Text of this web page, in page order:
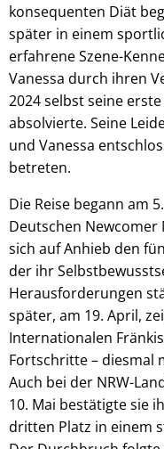
konsequenten Diät
später in einem
erfahrene Szene-
Vanessa durch ihren
2024 selbst seine
absolvierte. Seine
und Vanessa
betreten.
Die Reise begann am
Deutschen
sich auf Anhieb den
der ihr
Herausforderungen
später, am 19. April,
Internationalen
Fortschritte – diesmal
Auch bei der NRW-
10. Mai bestätigte sie
dritten Platz in einem